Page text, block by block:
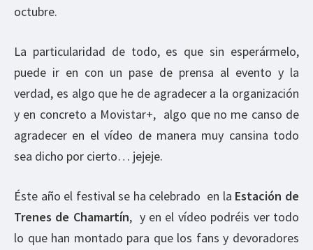
octubre.
La particularidad de todo, es que sin esperármelo,
puede ir en con un pase de prensa al evento y la
verdad, es algo que he de agradecer a la organización
y en concreto a Movistar+, algo que no me canso de
agradecer en el vídeo de manera muy cansina todo
sea dicho por cierto… jejeje.
Éste año el festival se ha celebrado en la Estación de
Trenes de Chamartín, y en el vídeo podréis ver todo
lo que han montado para que los fans y devoradores